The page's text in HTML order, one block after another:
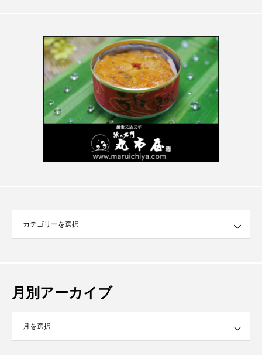
月別アーカイブ